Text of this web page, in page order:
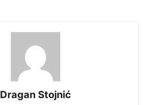
Dragan Stojnić